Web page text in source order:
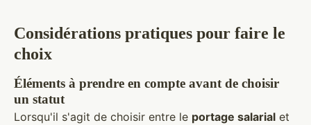
Considérations pratiques pour faire le
choix
Éléments à prendre en compte avant de choisir
un statut
Lorsqu'il s'agit de choisir entre le portage salarial et